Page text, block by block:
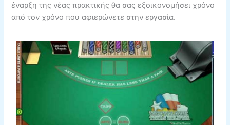
έναρξη της νέας πρακτικής θα σας εξοικονομήσει χρόνο
από τον χρόνο που αφιερώνετε στην εργασία.